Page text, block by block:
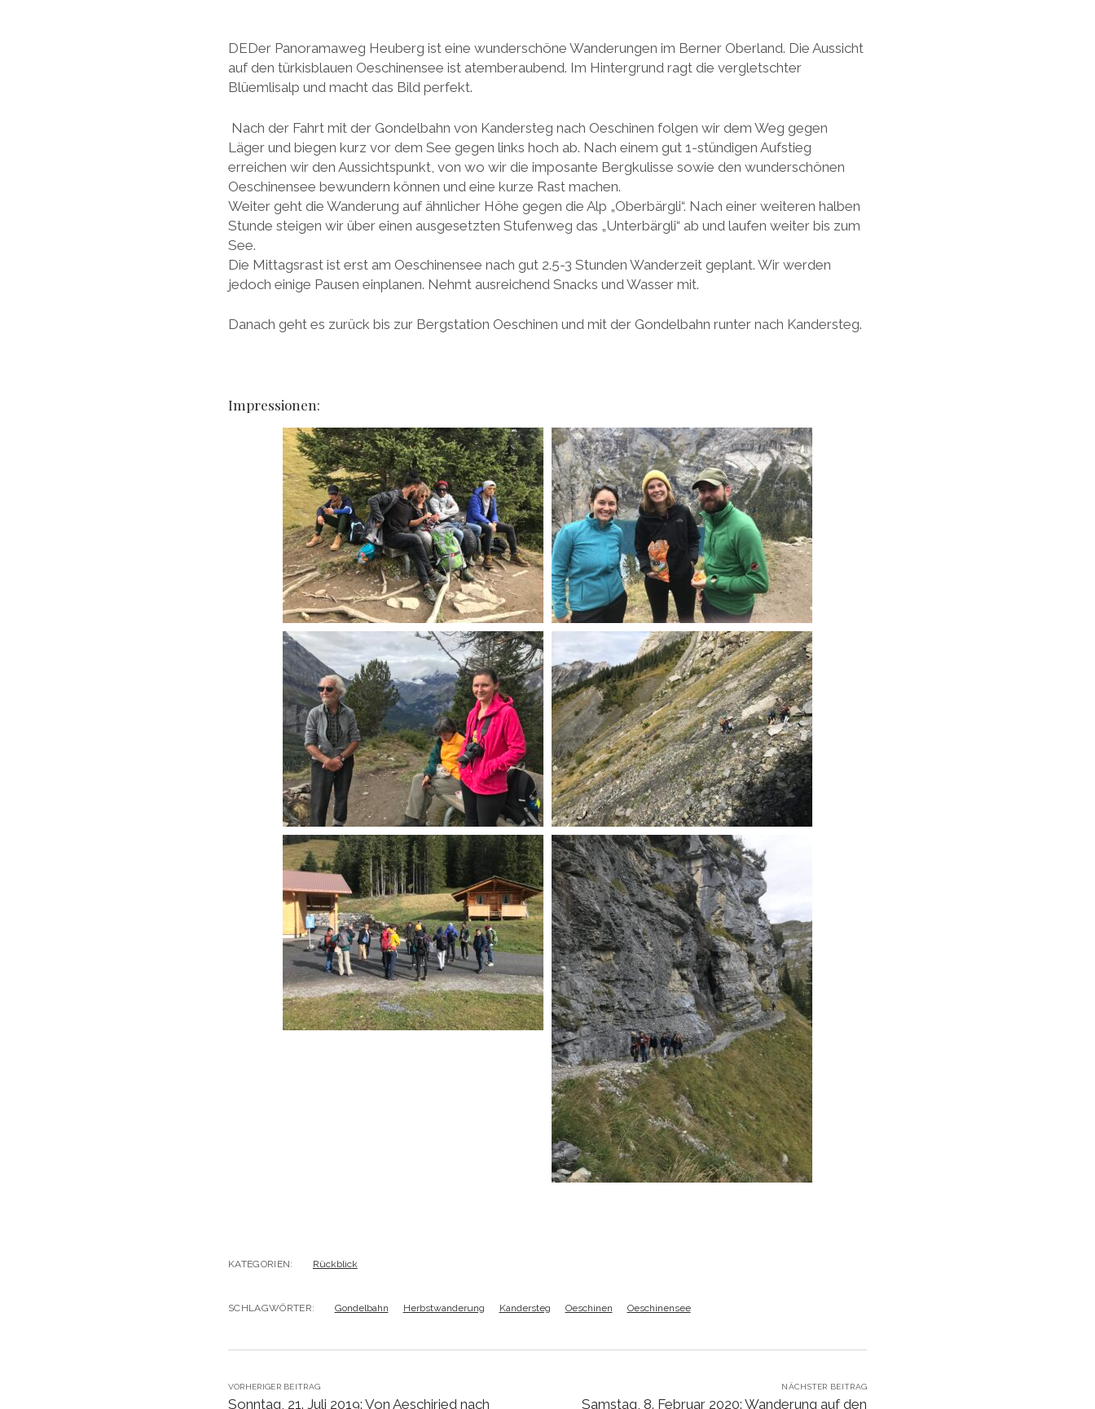
DEDer Panoramaweg Heuberg ist eine wunderschöne Wanderungen im Berner Oberland. Die Aussicht
auf den türkisblauen Oeschinensee ist atemberaubend. Im Hintergrund ragt die vergletschter
Blüemlisalp und macht das Bild perfekt.
Nach der Fahrt mit der Gondelbahn von Kandersteg nach Oeschinen folgen wir dem Weg gegen
Läger und biegen kurz vor dem See gegen links hoch ab. Nach einem gut 1-stündigen Aufstieg
erreichen wir den Aussichtspunkt, von wo wir die imposante Bergkulisse sowie den wunderschönen
Oeschinensee bewundern können und eine kurze Rast machen.
Weiter geht die Wanderung auf ähnlicher Höhe gegen die Alp „Oberbärgli“. Nach einer weiteren halben
Stunde steigen wir über einen ausgesetzten Stufenweg das „Unterbärgli“ ab und laufen weiter bis zum
See.
Die Mittagsrast ist erst am Oeschinensee nach gut 2.5-3 Stunden Wanderzeit geplant. Wir werden
jedoch einige Pausen einplanen. Nehmt ausreichend Snacks und Wasser mit.
Danach geht es zurück bis zur Bergstation Oeschinen und mit der Gondelbahn runter nach Kandersteg.
Impressionen:
KATEGORIEN: Rückblick
SCHLAGWÖRTER: Gondelbahn Herbstwanderung Kandersteg Oeschinen Oeschinensee
VORHERIGER BEITRAG
Sonntag, 21. Juli 2019: Von Aeschiried nach
NÄCHSTER BEITRAG
Samstag, 8. Februar 2020: Wanderung auf den